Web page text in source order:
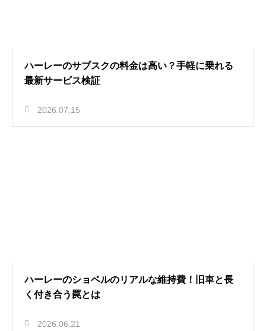
ハーレーのサブスクの料金は高い？手軽に乗れる
最新サービス検証
2026.07.15
ハーレーのショベルのリアルな維持費！旧車と長
く付き合う罠とは
2026.06.21